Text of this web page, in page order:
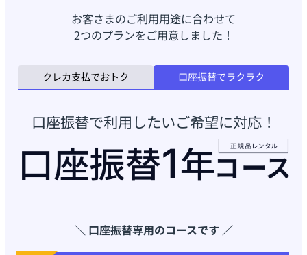
お客さまのご利用用途に合わせて
2つのプランをご用意しました！
クレカ支払でおトク 口座振替でラクラク
口座振替で利用したいご希望に対応！
＼ 口座振替専用のコースです ／